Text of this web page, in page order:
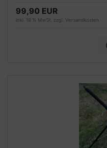
99,90 EUR
inkl. 19 % MwSt. zzgl. Versandkosten